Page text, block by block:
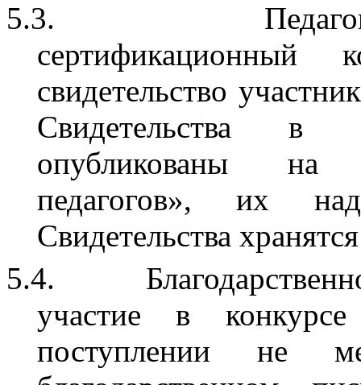
5.3.
сертификационный
свидетельство
Свидетельства в
опубликованы на
педагогов», их
Свидетельства
5.4.
участие в
поступлении не